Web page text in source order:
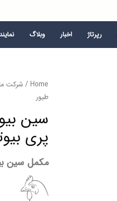
رپرتاژ اخبار وبلاگ
Home
/ شرکت
طیور
سین
پری
مکمل سین